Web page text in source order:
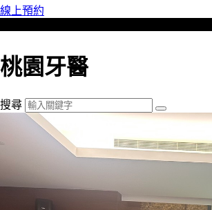
線上預約
桃園牙醫
搜尋